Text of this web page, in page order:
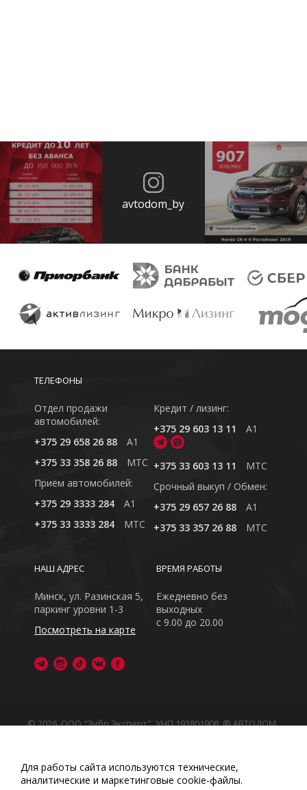
avtodom_by
ТЕЛЕФОНЫ
Отдел продажи
автомобилей:
+375 29 658 26 88
A1
+375 33 358 26 88
MTC
Приём автомобилей:
+375 29 3333 284
A1
+375 33 3333 284
MTC
Кредит / лизинг:
+375 29 603 13 11
A1
+375 33 603 13 11
MTC
Cрочный выкуп / Обмен:
+375 29 657 26 88
A1
+375 33 357 26 88
MTC
ВРЕМЯ РАБОТЫ
Ежедневно без
выходных
с 9.00 до 20.00
НАШ АДРЕС
Минск, ул. Разинская 5,
паркинг уровни 1-3
Посмотреть на карте
© 2026, ООО "Зубр Эксперт", УНП 193801908. ® АВТОДОМ
Обращаем Ваше внимание на то, что данный интернет-
сайт носит исключительно информационный характер
Любое использование либо копирование материалов
Для работы сайта используются технические,
аналитические и маркетинговые сооkіе-файлы.